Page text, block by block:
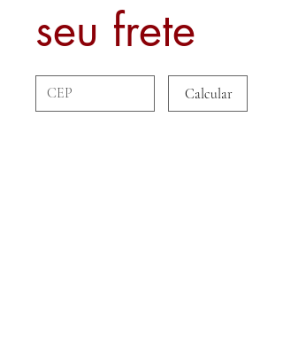
seu frete
Calcular